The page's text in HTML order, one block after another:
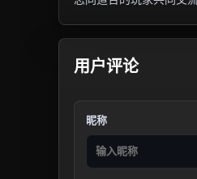
用户评论
昵称